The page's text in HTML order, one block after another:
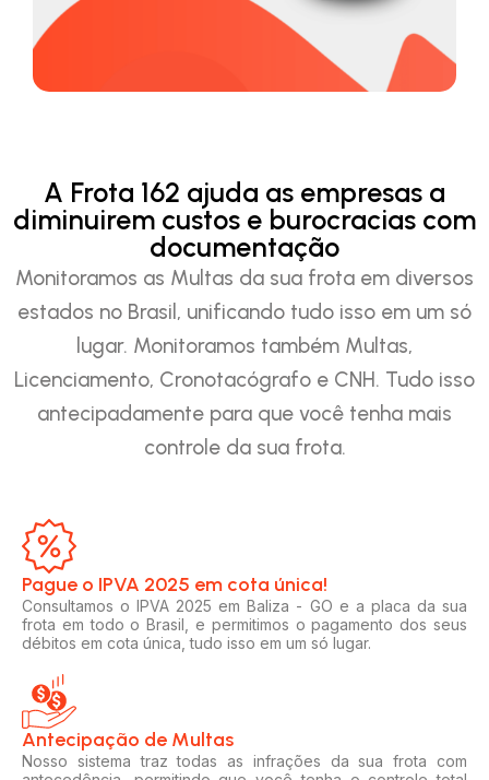
A Frota 162 ajuda as empresas a
diminuirem custos e burocracias com
documentação
Monitoramos as Multas da sua frota em diversos
estados no Brasil, unificando tudo isso em um só
lugar. Monitoramos também Multas,
Licenciamento, Cronotacógrafo e CNH. Tudo isso
antecipadamente para que você tenha mais
controle da sua frota.
Pague o IPVA 2025 em cota única!​
Consultamos o IPVA 2025 em Baliza - GO e a placa da sua
frota em todo o Brasil, e permitimos o pagamento dos seus
débitos em cota única, tudo isso em um só lugar.
Antecipação de Multas
Nosso sistema traz todas as infrações da sua frota com